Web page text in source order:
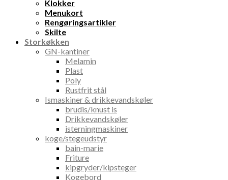
Klokker
Menukort
Rengøringsartikler
Skilte
Storkøkken
GN-kantiner
Melamin
Plast
Poly
Rustfrit stål
Ismaskiner & drikkevandskøler
brudis/knust is
Drikkevandskøler
isterningmaskiner
koge/stegeudstyr
bain-marie
Friture
kipgryder/kipsteger
Kogebord